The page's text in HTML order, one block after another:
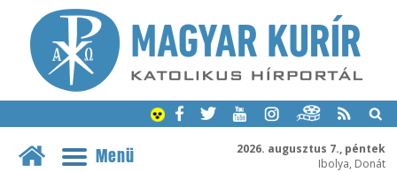
2026. augusztus 7., péntek
Ibolya, Donát
Menü